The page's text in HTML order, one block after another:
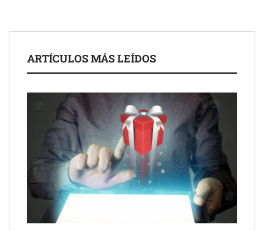
UrbanPay lanza en 19 mercados europeos su solución de pagos
inmobiliarios: hasta 82% de ahorro por cobro
Gestoría Online reduce a unas horas el alta de autónomo
ARTÍCULOS MÁS LEÍDOS